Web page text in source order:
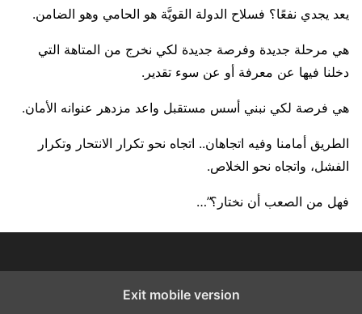
يعد يجدي نفعًا؟ فسلاح الدولة القويَّة هو الحامي وهو الضامن.
هي مرحلة جديدة وفرصة جديدة لكي نخرج من المتاهة التي
دخلنا فيها عن معرفة أو عن سوء تقدير.
هي فرصة لكي نبني أسس مستقبل واعد مزدهر عنوانه الأمان.
الطريق أمامنا وفيه اتجاهان.. اتجاه نحو تكرار الانتحار وتكرار
الفشل، واتجاه نحو الخلاص.
فهل من الصعب أن نختار؟”…
Exit mobile version